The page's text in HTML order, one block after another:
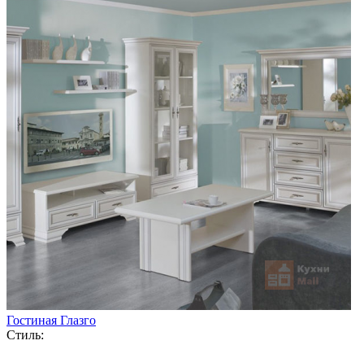
Гостиная Глазго
Стиль: